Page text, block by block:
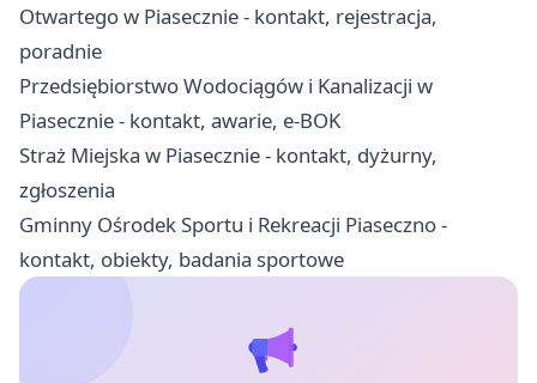
Otwartego w Piasecznie - kontakt, rejestracja,
poradnie
Przedsiębiorstwo Wodociągów i Kanalizacji w
Piasecznie - kontakt, awarie, e-BOK
Straż Miejska w Piasecznie - kontakt, dyżurny,
zgłoszenia
Gminny Ośrodek Sportu i Rekreacji Piaseczno -
kontakt, obiekty, badania sportowe